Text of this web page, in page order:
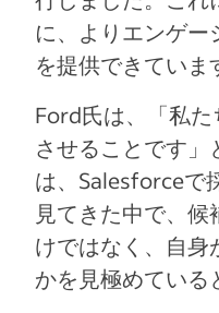
に、よりエンゲー
を提供できていま
Ford氏は、「私
させることです
は、Salesforceで
見てきた中で、
けではなく、自身
かを見極めている